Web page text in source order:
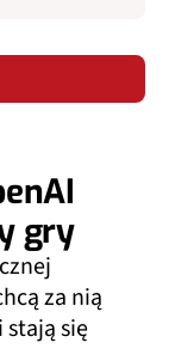
gry
za nią
stają się